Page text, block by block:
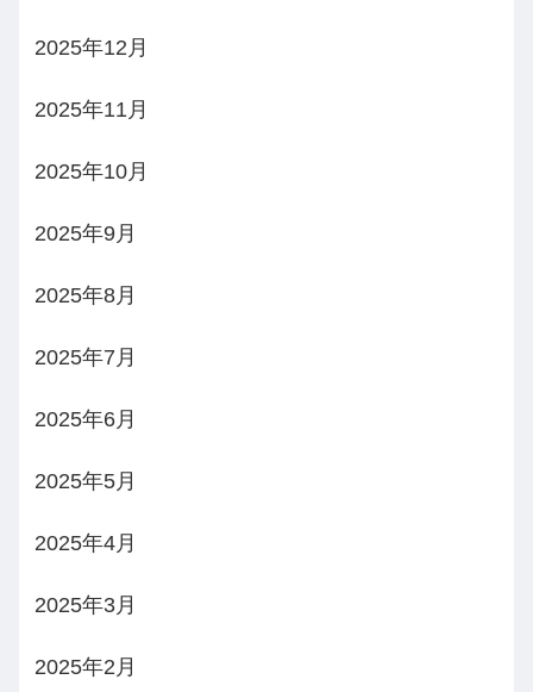
2025年12月
2025年11月
2025年10月
2025年9月
2025年8月
2025年7月
2025年6月
2025年5月
2025年4月
2025年3月
2025年2月